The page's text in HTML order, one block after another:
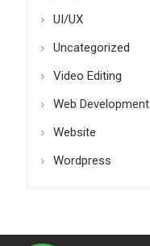
UI/UX
Uncategorized
Video Editing
Web Development
Website
Wordpress